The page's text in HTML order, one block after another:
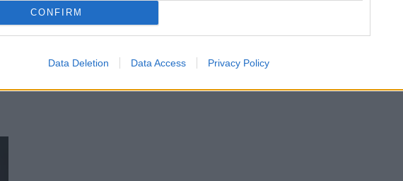
CONFIRM
Data Deletion Data Access Privacy Policy